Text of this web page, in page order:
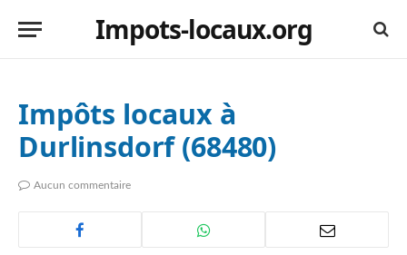
Impots-locaux.org
Impôts locaux à
Durlinsdorf (68480)
Aucun commentaire